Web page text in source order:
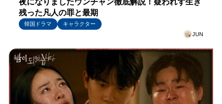
残った凡人の罪と最期
韓国ドラマ
キャラクター
JUN